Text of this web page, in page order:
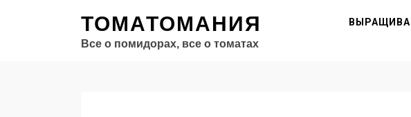
ТОМАТОМАНИЯ
Все о помидорах, все о томатах